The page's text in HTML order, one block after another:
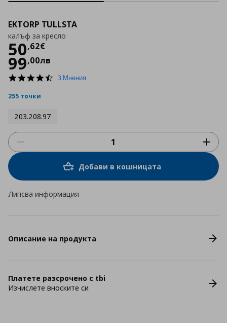
EKTORP TULLSTA
калъф за кресло
50,62€
Цена
99,00лв
4.7
3 Мнения
255 точки
203.208.97
Добави в кошницата
Липсва информация
Описание на продукта
Платете разсрочено с tbi
Изчислете вноските си